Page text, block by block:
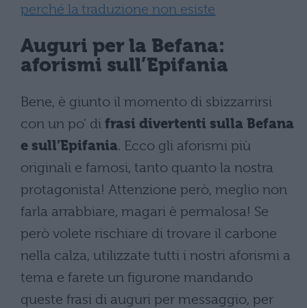
perché la traduzione non esiste
Auguri per la Befana:
aforismi sull’Epifania
Bene, è giunto il momento di sbizzarrirsi
con un po’ di frasi divertenti sulla Befana
e sull’Epifania. Ecco gli aforismi più
originali e famosi, tanto quanto la nostra
protagonista! Attenzione però, meglio non
farla arrabbiare, magari è permalosa! Se
però volete rischiare di trovare il carbone
nella calza, utilizzate tutti i nostri aforismi a
tema e farete un figurone mandando
queste frasi di auguri per messaggio, per